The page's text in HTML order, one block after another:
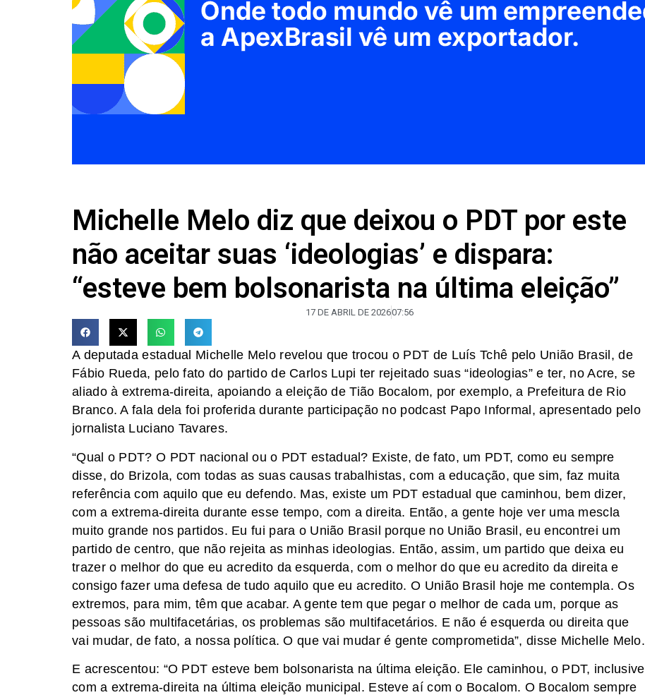
Michelle Melo diz que deixou o PDT por este
não aceitar suas ‘ideologias’ e dispara:
“esteve bem bolsonarista na última eleição”
17 DE ABRIL DE 202607:56
A deputada estadual Michelle Melo revelou que trocou o PDT de Luís Tchê pelo União Brasil, de
Fábio Rueda, pelo fato do partido de Carlos Lupi ter rejeitado suas “ideologias” e ter, no Acre, se
aliado à extrema-direita, apoiando a eleição de Tião Bocalom, por exemplo, a Prefeitura de Rio
Branco. A fala dela foi proferida durante participação no podcast Papo Informal, apresentado pelo
jornalista Luciano Tavares.
“Qual o PDT? O PDT nacional ou o PDT estadual? Existe, de fato, um PDT, como eu sempre
disse, do Brizola, com todas as suas causas trabalhistas, com a educação, que sim, faz muita
referência com aquilo que eu defendo. Mas, existe um PDT estadual que caminhou, bem dizer,
com a extrema-direita durante esse tempo, com a direita. Então, a gente hoje ver uma mescla
muito grande nos partidos. Eu fui para o União Brasil porque no União Brasil, eu encontrei um
partido de centro, que não rejeita as minhas ideologias. Então, assim, um partido que deixa eu
trazer o melhor do que eu acredito da esquerda, com o melhor do que eu acredito da direita e
consigo fazer uma defesa de tudo aquilo que eu acredito. O União Brasil hoje me contempla. Os
extremos, para mim, têm que acabar. A gente tem que pegar o melhor de cada um, porque as
pessoas são multifacetárias, os problemas são multifacetários. E não é esquerda ou direita que
vai mudar, de fato, a nossa política. O que vai mudar é gente comprometida”, disse Michelle Melo.
E acrescentou: “O PDT esteve bem bolsonarista na última eleição. Ele caminhou, o PDT, inclusive
com a extrema-direita na última eleição municipal. Esteve aí com o Bocalom. O Bocalom sempre